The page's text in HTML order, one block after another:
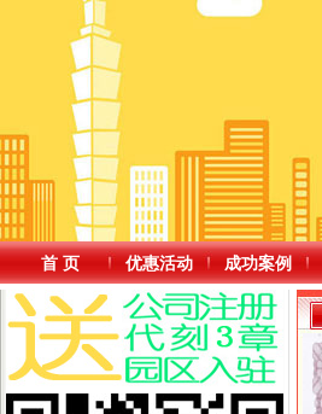
首 页 优惠活动 成功案例